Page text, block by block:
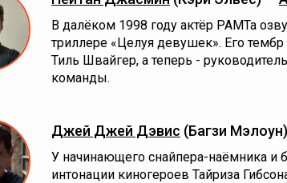
В далёком 1998 году актёр РАМТа
триллере «Целуя девушек». Его
Тиль Швайгер, а теперь -
команды.
Джей Джей Дэвис (Багзи
У начинающего снайпера-наёмника и
интонации киногероев Тайриза